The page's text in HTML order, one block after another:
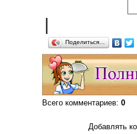
|
Поделиться…
Всего комментариев: 0
Добавлять